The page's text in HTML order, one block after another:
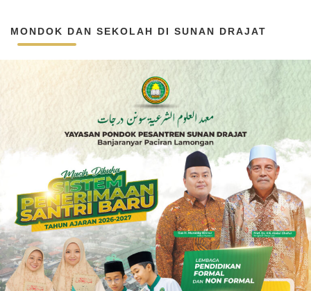
MONDOK DAN SEKOLAH DI SUNAN DRAJAT